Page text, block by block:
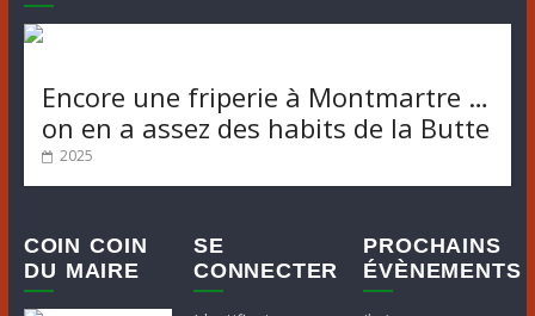
Encore une friperie à Montmartre …
on en a assez des habits de la Butte
2025
COIN COIN
DU MAIRE
SE
CONNECTER
PROCHAINS
ÉVÈNEMENTS